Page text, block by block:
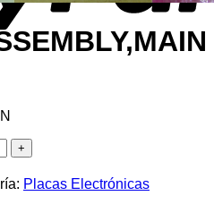
Placas Electrónicas